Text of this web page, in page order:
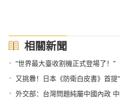
相關新聞
• “世界最大臺收割機正式登場了！”
• 又挑釁！日本《防衛白皮書》首提
• 外交部：台灣問題純屬中國內政